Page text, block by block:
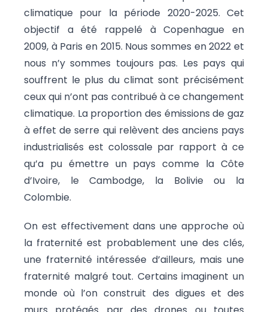
climatique pour la période 2020-2025. Cet
objectif a été rappelé à Copenhague en
2009, à Paris en 2015. Nous sommes en 2022 et
nous n’y sommes toujours pas. Les pays qui
souffrent le plus du climat sont précisément
ceux qui n’ont pas contribué à ce changement
climatique. La proportion des émissions de gaz
à effet de serre qui relèvent des anciens pays
industrialisés est colossale par rapport à ce
qu’a pu émettre un pays comme la Côte
d’Ivoire, le Cambodge, la Bolivie ou la
Colombie.
On est effectivement dans une approche où
la fraternité est probablement une des clés,
une fraternité intéressée d’ailleurs, mais une
fraternité malgré tout. Certains imaginent un
monde où l’on construit des digues et des